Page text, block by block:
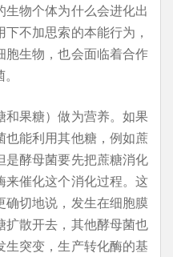
物个体为什么会进化出
不加思索的本能行为，
胞生物，也会面临着合作
和果糖）做为营养。如果
也能利用其他糖，例如蔗
是酵母菌要先把蔗糖消化
来催化这个消化过程。这
切地说，发生在细胞膜
扩散开去，其他酵母菌也
突变，生产转化酶的基